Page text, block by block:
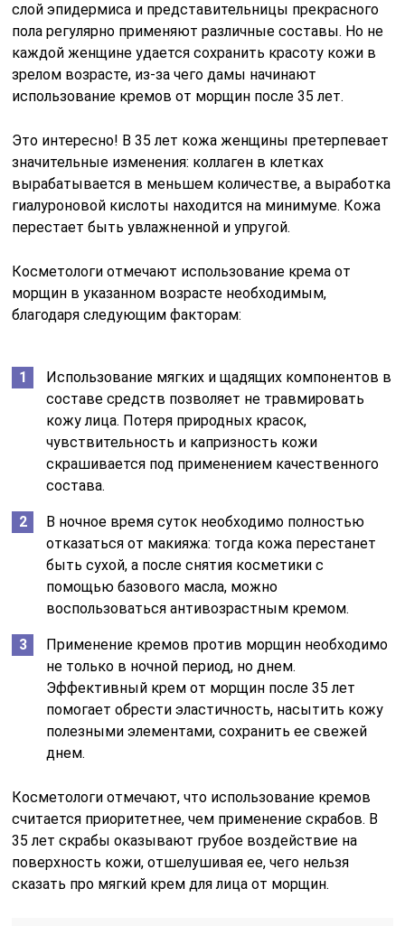
слой эпидермиса и представительницы прекрасного
пола регулярно применяют различные составы. Но не
каждой женщине удается сохранить красоту кожи в
зрелом возрасте, из-за чего дамы начинают
использование кремов от морщин после 35 лет.
Это интересно! В 35 лет кожа женщины претерпевает
значительные изменения: коллаген в клетках
вырабатывается в меньшем количестве, а выработка
гиалуроновой кислоты находится на минимуме. Кожа
перестает быть увлажненной и упругой.
Косметологи отмечают использование крема от
морщин в указанном возрасте необходимым,
благодаря следующим факторам:
Использование мягких и щадящих компонентов в
составе средств позволяет не травмировать
кожу лица. Потеря природных красок,
чувствительность и капризность кожи
скрашивается под применением качественного
состава.
В ночное время суток необходимо полностью
отказаться от макияжа: тогда кожа перестанет
быть сухой, а после снятия косметики с
помощью базового масла, можно
воспользоваться антивозрастным кремом.
Применение кремов против морщин необходимо
не только в ночной период, но днем.
Эффективный крем от морщин после 35 лет
помогает обрести эластичность, насытить кожу
полезными элементами, сохранить ее свежей
днем.
Косметологи отмечают, что использование кремов
считается приоритетнее, чем применение скрабов. В
35 лет скрабы оказывают грубое воздействие на
поверхность кожи, отшелушивая ее, чего нельзя
сказать про мягкий крем для лица от морщин.